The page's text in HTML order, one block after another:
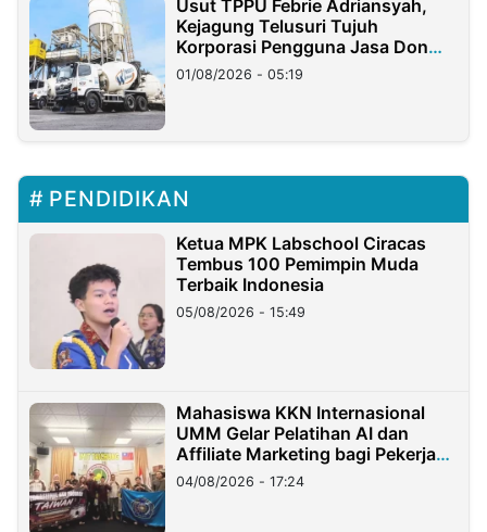
Usut TPPU Febrie Adriansyah,
Kejagung Telusuri Tujuh
Korporasi Pengguna Jasa Don
Ritto
01/08/2026 - 05:19
PENDIDIKAN
Ketua MPK Labschool Ciracas
Tembus 100 Pemimpin Muda
Terbaik Indonesia
05/08/2026 - 15:49
Mahasiswa KKN Internasional
UMM Gelar Pelatihan AI dan
Affiliate Marketing bagi Pekerja
Migran Indonesia di Taiwan
04/08/2026 - 17:24